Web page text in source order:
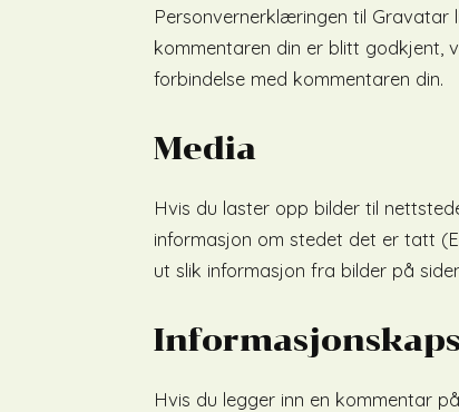
Personvernerklæringen til
kommentaren din er blitt godkjent,
forbindelse med kommentaren din.
Media
Hvis du laster opp bilder til
informasjon om stedet det er tatt
ut slik informasjon fra bilder på
Hvis du legger inn en kommentar